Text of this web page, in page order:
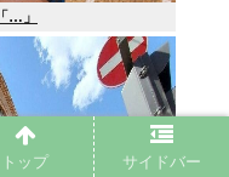
…」
トップ サイドバー